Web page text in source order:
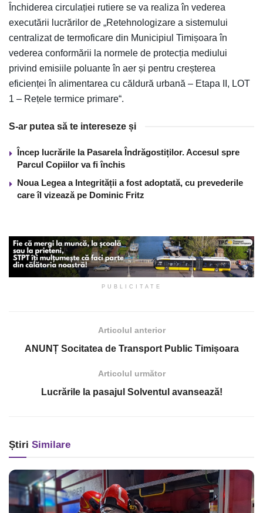
Închiderea circulației rutiere se va realiza în vederea
executării lucrărilor de „Retehnologizare a sistemului
centralizat de termoficare din Municipiul Timișoara în
vederea conformării la normele de protecția mediului
privind emisiile poluante în aer și pentru creșterea
eficienței în alimentarea cu căldură urbană – Etapa II, LOT
1 – Rețele termice primare“.
S-ar putea să te intereseze și
Încep lucrările la Pasarela Îndrăgostiților. Accesul spre
Parcul Copiilor va fi închis
Noua Legea a Integrității a fost adoptată, cu prevederile
care îl vizează pe Dominic Fritz
PUBLICITATE
Articolul anterior
ANUNȚ Socitatea de Transport Public Timișoara
Articolul următor
Lucrările la pasajul Solventul avansează!
Știri Similare